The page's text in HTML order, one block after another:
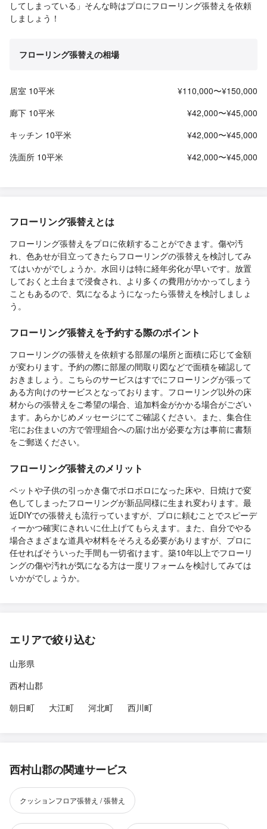
してしまっている」そんな時はプロにフローリング張替えを依頼
しましょう！
フローリング張替えの相場
居室 10平米
¥110,000〜¥150,000
廊下 10平米
¥42,000〜¥45,000
キッチン 10平米
¥42,000〜¥45,000
洗面所 10平米
¥42,000〜¥45,000
フローリング張替えとは
フローリング張替えをプロに依頼することができます。傷や汚
れ、色あせが目立ってきたらフローリングの張替えを検討してみ
てはいかがでしょうか。水回りは特に経年劣化が早いです。放置
しておくと土台まで浸食され、より多くの費用がかかってしまう
こともあるので、気になるようになったら張替えを検討しましょ
う。
フローリング張替えを予約する際のポイント
フローリングの張替えを依頼する部屋の場所と面積に応じて金額
が変わります。予約の際に部屋の間取り図などで面積を確認して
おきましょう。こちらのサービスはすでにフローリングが張って
ある方向けのサービスとなっております。フローリング以外の床
材からの張替えをご希望の場合、追加料金がかかる場合がござい
ます。あらかじめメッセージにてご確認ください。また、集合住
宅にお住まいの方で管理組合への届け出が必要な方は事前に書類
をご郵送ください。
フローリング張替えのメリット
ペットや子供の引っかき傷でボロボロになった床や、日焼けで変
色してしまったフローリングが新品同様に生まれ変わります。最
近DIYでの張替えも流行っていますが、プロに頼むことでスピーデ
ィーかつ確実にきれいに仕上げてもらえます。また、自分でやる
場合さまざまな道具や材料をそろえる必要がありますが、プロに
任せればそういった手間も一切省けます。築10年以上でフローリ
ングの傷や汚れが気になる方は一度リフォームを検討してみては
いかがでしょうか。
エリアで絞り込む
山形県
西村山郡
朝日町
大江町 河北町 西川町
西村山郡の関連サービス
クッションフロア張替え / 張替え